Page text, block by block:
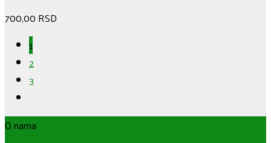
700,00 RSD
1
2
3
O nama